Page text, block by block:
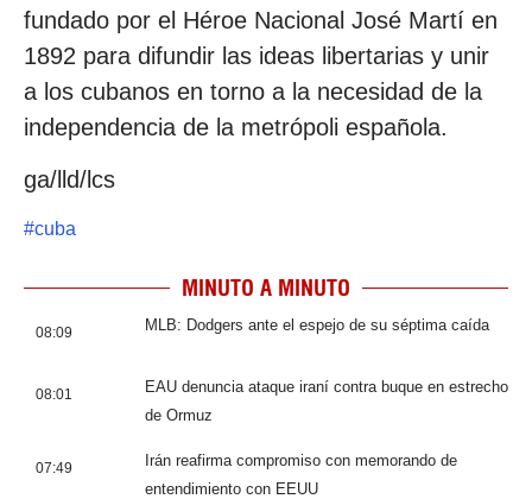
fundado por el Héroe Nacional José Martí en
1892 para difundir las ideas libertarias y unir
a los cubanos en torno a la necesidad de la
independencia de la metrópoli española.
ga/lld/lcs
#cuba
MINUTO A MINUTO
08:09 MLB: Dodgers ante el espejo de su séptima caída
08:01
EAU denuncia ataque iraní contra buque en estrecho
de Ormuz
07:49
Irán reafirma compromiso con memorando de
entendimiento con EEUU